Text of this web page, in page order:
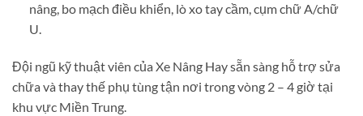
nâng, bo mạch điều khiển, lò xo tay cầm, cụm chữ A/chữ
U.
Đội ngũ kỹ thuật viên của Xe Nâng Hay sẵn sàng hỗ trợ sửa
chữa và thay thế phụ tùng tận nơi trong vòng 2 – 4 giờ tại
khu vực Miền Trung.